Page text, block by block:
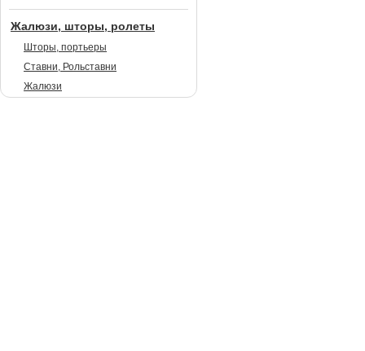
Жалюзи, шторы, ролеты
Шторы, портьеры
Ставни, Рольставни
Жалюзи